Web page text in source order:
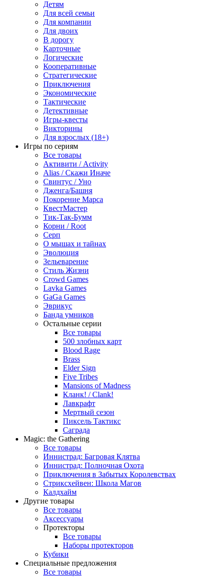
Детям
Для всей семьи
Для компании
Для двоих
В дорогу
Карточные
Логические
Кооперативные
Стратегические
Приключения
Экономические
Тактические
Детективные
Игры-квесты
Викторины
Для взрослых (18+)
Игры по сериям
Все товары
Активити / Activity
Alias / Скажи Иначе
Свинтус / Уно
Дженга/Башня
Покорение Марса
КвестМастер
Тик-Так-Бумм
Корни / Root
Серп
О мышах и тайнах
Эволюция
Зельеварение
Стиль Жизни
Crowd Games
Lavka Games
GaGa Games
Эврикус
Банда умников
Остальные серии
Все товары
500 злобных карт
Blood Rage
Brass
Elder Sign
Five Tribes
Mansions of Madness
Кланк! / Clank!
Лавкрафт
Мертвый сезон
Пиксель Тактикс
Саграда
Magic: the Gathering
Все товары
Иннистрад: Багровая Клятва
Иннистрад: Полночная Охота
Приключения в Забытых Королевствах
Стриксхейвен: Школа Магов
Калдхайм
Другие товары
Все товары
Аксессуары
Протекторы
Все товары
Наборы протекторов
Кубики
Специальные предложения
Все товары